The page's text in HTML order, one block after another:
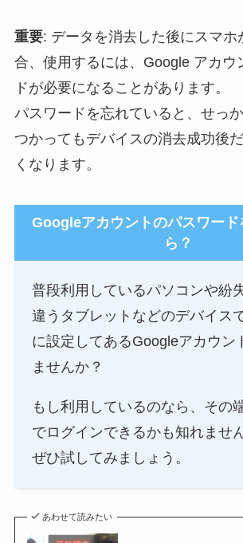
重要: データを消去した後にスマホ
合、使用するには、Google アカウ
ドが必要になることがあります。
パスワードを忘れていると、せっ
つかってもデバイスの消去成功後
くなります。
Googleアカウントのパスワード
ら？
普段利用しているパソコンや紛
違うタブレットなどのデバイス
に設定してあるGoogleアカウン
ませんか？
もし利用しているのなら、その
でログインできるかも知れません
ぜひ試してみましょう。
あわせて読みたい